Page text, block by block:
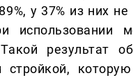
у 37% из них не
использовании
результат
стройкой,